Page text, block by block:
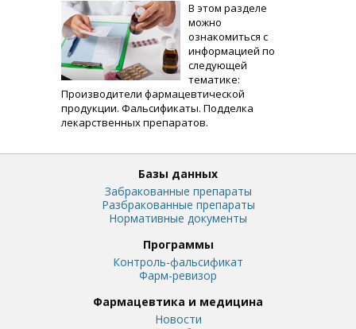
В этом разделе
можно
ознакомиться с
информацией по
следующей
тематике:
Производители фармацевтической
продукции. Фальсификаты. Подделка
лекарственных препаратов.
Базы данных
Забракованные препараты
Разбракованные препараты
Нормативные документы
Программы
Контроль-фальсификат
Фарм-ревизор
Фармацевтика и медицина
Новости